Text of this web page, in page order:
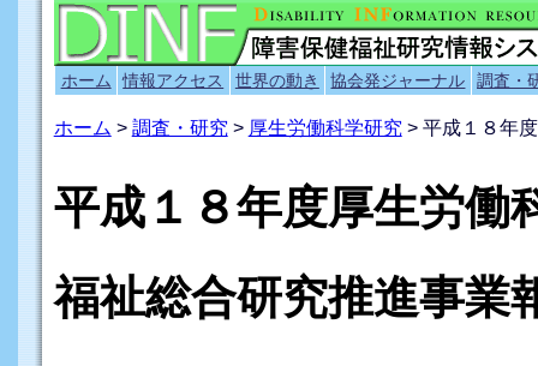
ホーム 情報アクセス 世界の動き 協会発ジャーナル 調査・
ホーム > 調査・研究 > 厚生労働科学研究 > 平成１８年
平成１８年度厚生労働
福祉総合研究推進事業